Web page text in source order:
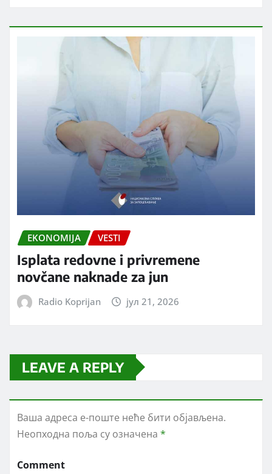
EKONOMIJA VESTI
Isplata redovne i privremene
novčane naknade za jun
Radio Koprijan јул 21, 2026
LEAVE A REPLY
Ваша адреса е-поште неће бити објављена.
Неопходна поља су означена *
Comment